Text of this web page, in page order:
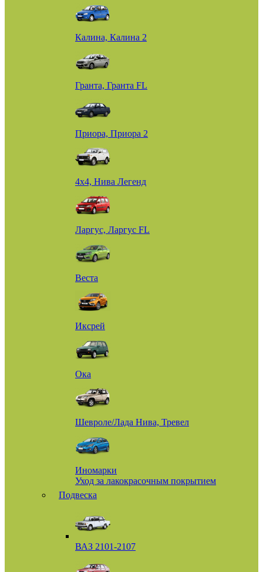
Калина, Калина 2
Гранта, Гранта FL
Приора, Приора 2
4х4, Нива Легенд
Ларгус, Ларгус FL
Веста
Иксрей
Ока
Шевроле/Лада Нива, Тревел
Иномарки
Уход за лакокрасочным покрытием
Подвеска
ВАЗ 2101-2107